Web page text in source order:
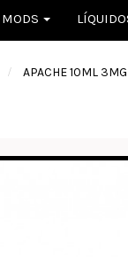
MODS
> APACHE 10ML